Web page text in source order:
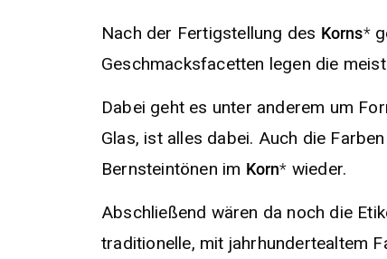
Nach der Fertigstellung des Korns
Geschmacksfacetten legen die
Dabei geht es unter anderem um
Glas, ist alles dabei. Auch die
Bernsteintönen im Korn wieder.
Abschließend wären da noch die
traditionelle, mit jahrhundertealtem